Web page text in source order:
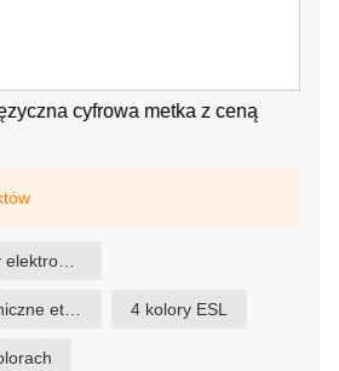
cyfrowa metka z ceną
4 kolorowe etykiety elektroniczne
4 kolorowe elektroniczne etykiety na półki 4 kolory ESL